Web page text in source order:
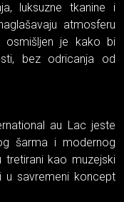
luksuzne tkanine i
atmosferu
osmišljen je kako bi
bez odricanja od
au Lac jeste
šarma i modernog
tretirani kao muzejski
u savremeni koncept